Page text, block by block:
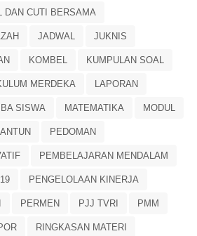
DAN CUTI BERSAMA
JADWAL JUKNIS
KOMBEL KUMPULAN SOAL
MERDEKA LAPORAN
SISWA MATEMATIKA MODUL
PEDOMAN
PEMBELAJARAN MENDALAM
PENGELOLAAN KINERJA
PERMEN PJJ TVRI PMM
RINGKASAN MATERI